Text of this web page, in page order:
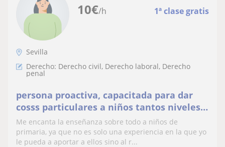
10€/h 1ª clase gratis
Sevilla
Derecho: Derecho civil, Derecho laboral, Derecho
penal
persona proactiva, capacitada para dar
cosss particulares a niños tantos niveles
mínimos como universitarios
Me encanta la enseñanza sobre todo a niños de
primaria, ya que no es solo una experiencia en la que yo
le pueda a aportar a ellos sino al r...